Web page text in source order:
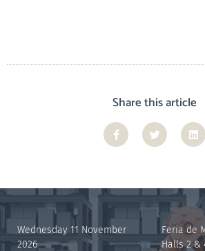
Share this article
Wednesday 11 November
2026
Feria de
Halls 2 &